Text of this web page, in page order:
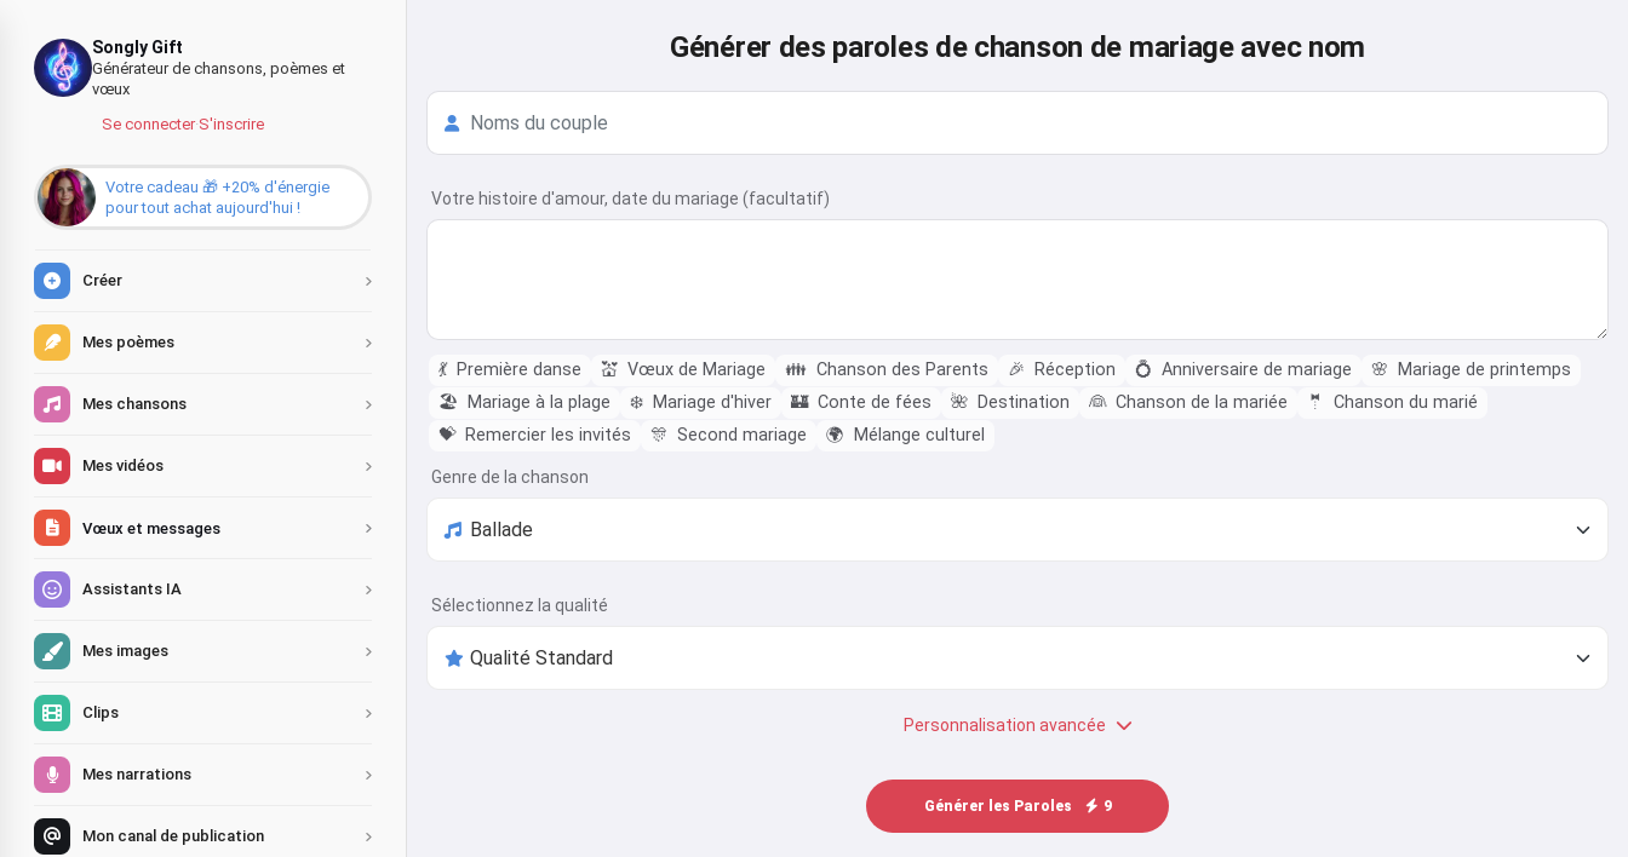
Songly Gift
Générateur de chansons, poèmes et
vœux
Se connecter·S'inscrire
Votre cadeau 🎁 +20% d'énergie
pour tout achat aujourd'hui !
Créer
Mes poèmes
Mes chansons
Mes vidéos
Vœux et messages
Assistants IA
Mes images
Clips
Mes narrations
Mon canal de publication
Générer des paroles de chanson de mariage avec nom
Votre histoire d'amour, date du mariage (facultatif)
💃 Première danse 💒 Vœux de Mariage 👪 Chanson des Parents 🎉 Réception 💍 Anniversaire de mariage 🌸
Mariage de printemps
🏖️
Mariage à la plage ❄️ Mariage d'hiver 🏰 Conte de fées 🌺 Destination 👰 Chanson de la mariée 🤵
Chanson du marié
💝 Remercier les invités 🎊 Second mariage 🌍 Mélange culturel
Genre de la chanson
Sélectionnez la qualité
Personnalisation avancée
Générer les Paroles 9